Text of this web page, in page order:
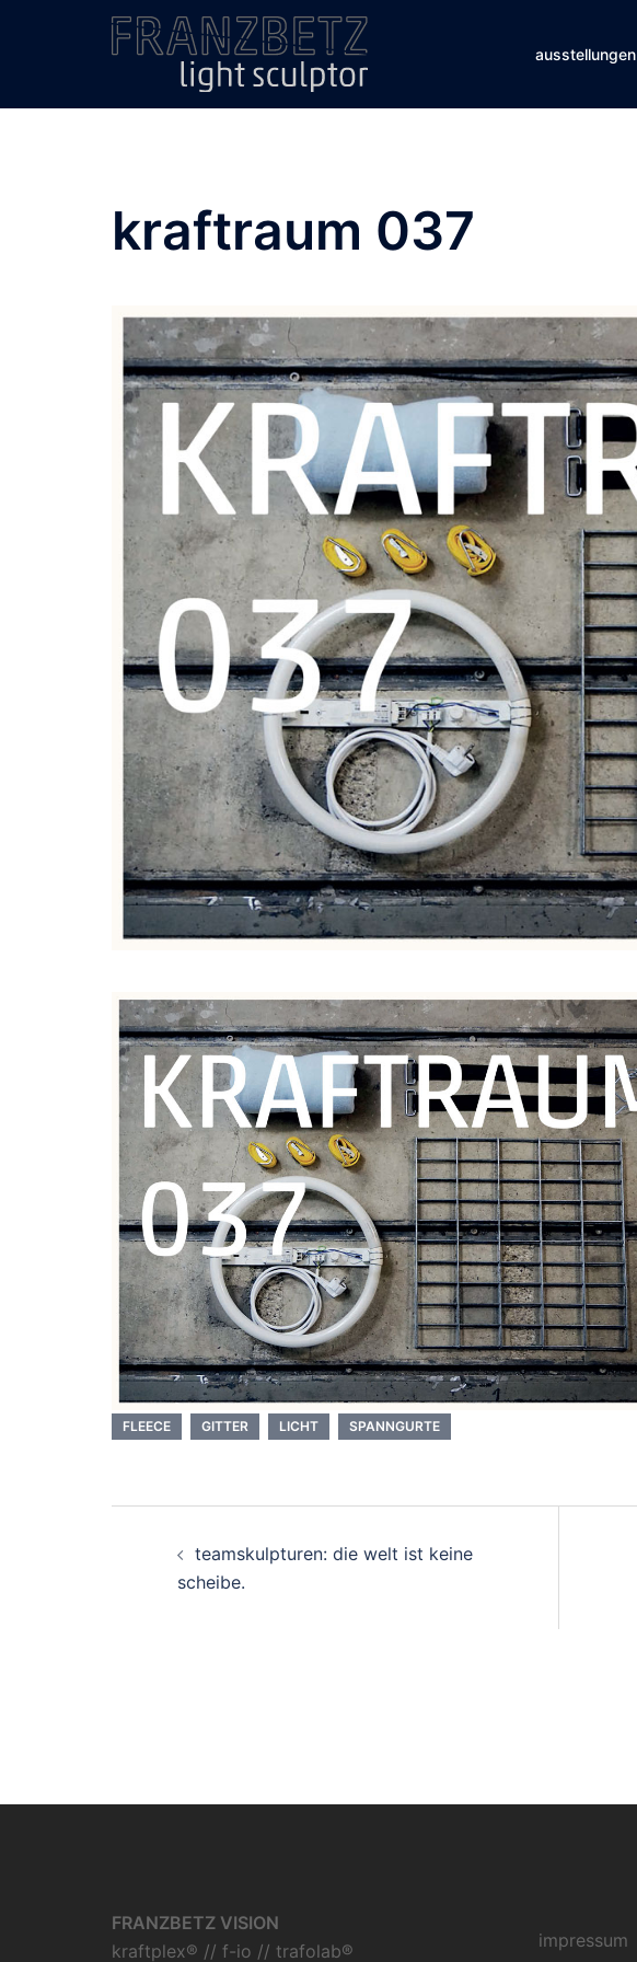
ausstellungen
kraftraum 037
FLEECE GITTER LICHT SPANNGURTE
teamskulpturen: die welt ist keine
scheibe.
FRANZBETZ VISION
kraftplex® // f-io // trafolab®
impressum